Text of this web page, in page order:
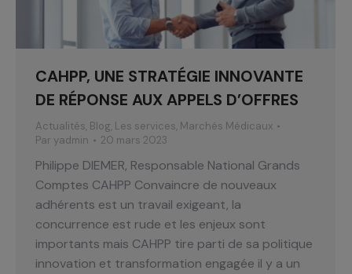
CAHPP, UNE STRATÉGIE INNOVANTE
DE RÉPONSE AUX APPELS D’OFFRES
Actualités, Blog, Les services, Marchés Médicaux
Par yadmin 20 mars 2023
Philippe DIEMER, Responsable National Grands
Comptes CAHPP Convaincre de nouveaux
adhérents est un travail exigeant, la
concurrence est rude et les enjeux sont
importants mais CAHPP tire parti de sa politique
innovation et transformation engagée il y a un